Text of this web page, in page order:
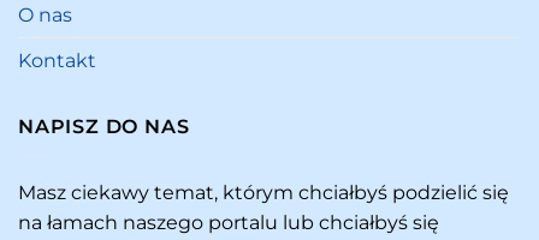
O nas
Kontakt
NAPISZ DO NAS
Masz ciekawy temat, którym chciałbyś podzielić się
na łamach naszego portalu lub chciałbyś się